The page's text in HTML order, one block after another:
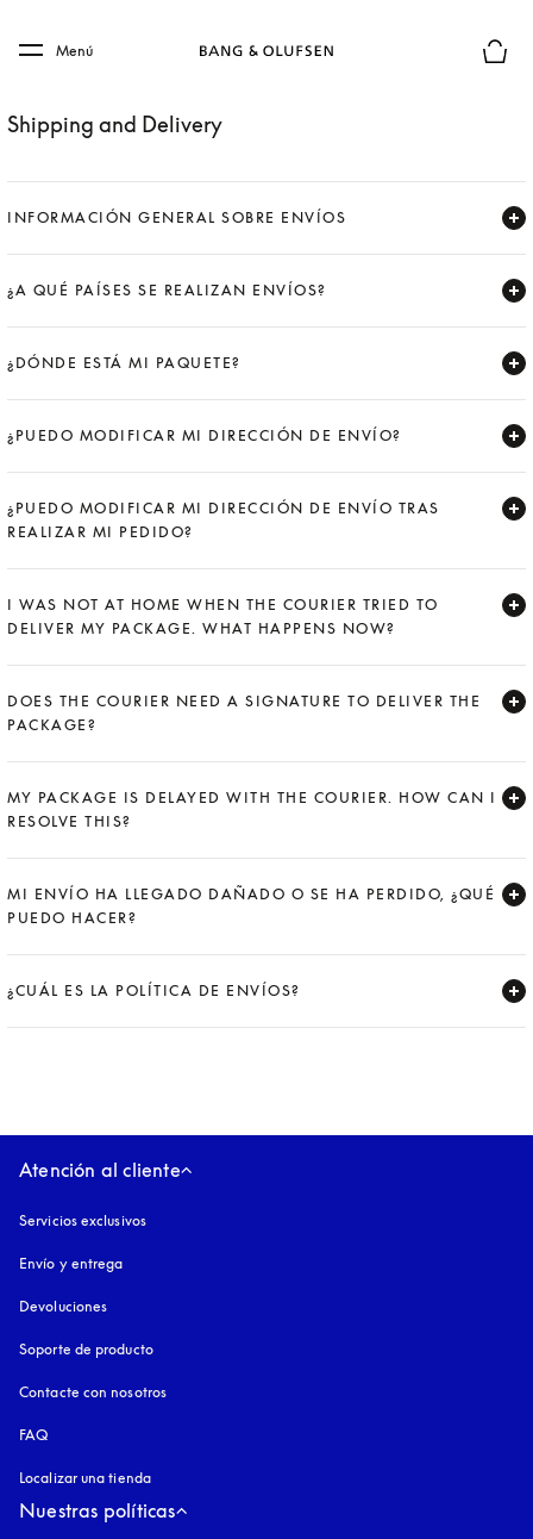
Skip to main footer
Menú
Shipping and Delivery
INFORMACIÓN GENERAL SOBRE ENVÍOS
¿A QUÉ PAÍSES SE REALIZAN ENVÍOS?
¿DÓNDE ESTÁ MI PAQUETE?
¿PUEDO MODIFICAR MI DIRECCIÓN DE ENVÍO?
¿PUEDO MODIFICAR MI DIRECCIÓN DE ENVÍO TRAS
REALIZAR MI PEDIDO?
I WAS NOT AT HOME WHEN THE COURIER TRIED TO
DELIVER MY PACKAGE. WHAT HAPPENS NOW?
DOES THE COURIER NEED A SIGNATURE TO DELIVER THE
PACKAGE?
MY PACKAGE IS DELAYED WITH THE COURIER. HOW CAN I
RESOLVE THIS?
MI ENVÍO HA LLEGADO DAÑADO O SE HA PERDIDO, ¿QUÉ
PUEDO HACER?
¿CUÁL ES LA POLÍTICA DE ENVÍOS?
Atención al cliente
Servicios exclusivos
Envío y entrega
Devoluciones
Soporte de producto
Contacte con nosotros
FAQ
Localizar una tienda
Nuestras políticas